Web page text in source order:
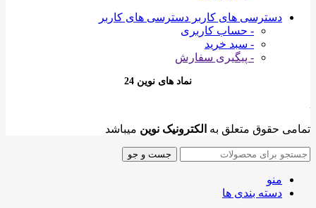
دسترسی های کاربر دسترسی های کاربر
- حساب کاربری
- سبد خرید
- پیگیری سفارش
نماد های نوین 24
تمامی حقوق متعلق به الکترونیک نوین میباشد
جست و جو
منو
دسته بندی ها